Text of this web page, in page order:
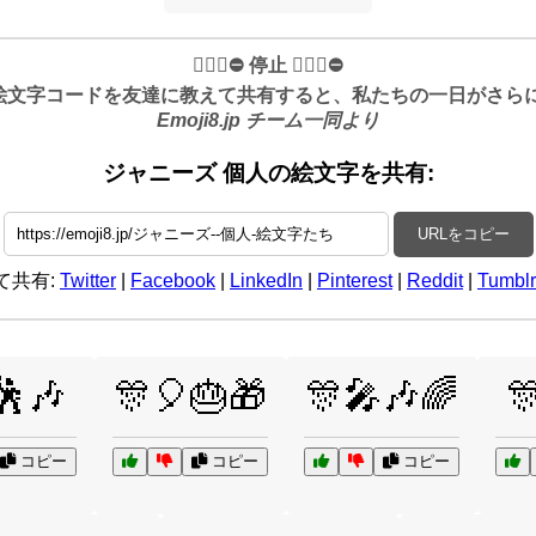
✋🏻🛑⛔️ 停止 ✋🏻🛑⛔️
字コードを友達に教えて共有すると、私たちの一日がさら
Emoji8.jp チーム一同より
ジャニーズ 個人の絵文字を共有:
URLをコピー
共有: Twitter Facebook LinkedIn Pinterest| Reddit| Tumblr
コピー
🎊🎈🎂🎁
コピー
🎊🎤🎶🌈
コピー